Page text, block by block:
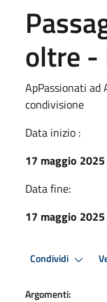
oltre -
ApPassionati ad
condivisione
Data inizio :
17 maggio 2025
Data fine:
17 maggio 2025
Condividi
Argomenti: